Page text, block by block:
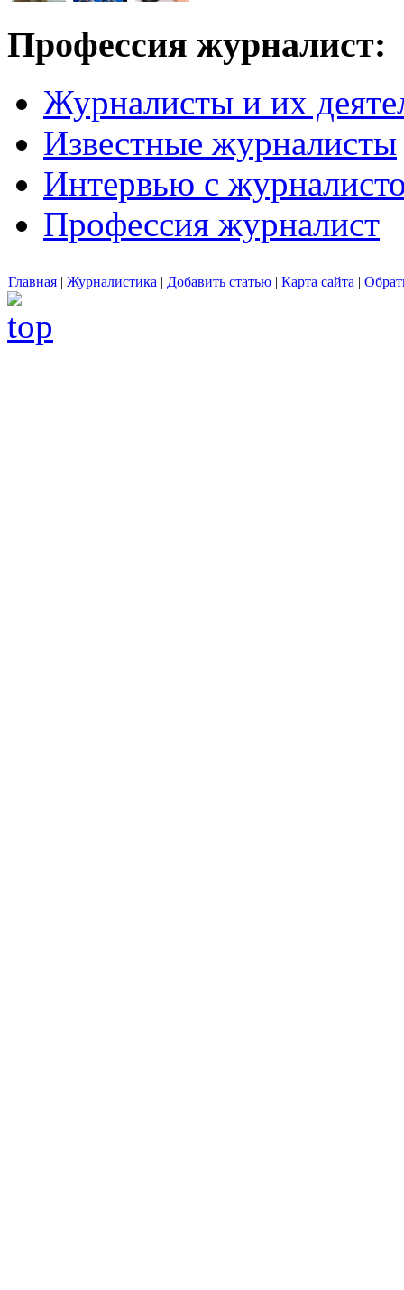
Профессия журналист:
Журналисты и их
Известные журналисты
Интервью с
Профессия журналист
Главная | Журналистика | Добавить статью | Карта сайта |